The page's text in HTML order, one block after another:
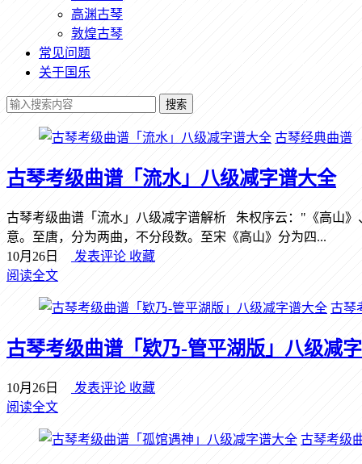
高渊古琴
敦煌古琴
常见问题
关于国乐
搜索
古琴经典曲谱
古琴考级曲谱「流水」八级减字谱大全
古琴考级曲谱「流水」八级减字谱解析 朱权序云："《高山
意。至唐，分为两曲，不分段数。至宋《高山》分为四...
10月26日
发表评论 收藏
阅读全文
古琴
古琴考级曲谱「欵乃-管平湖版」八级减
10月26日 发表评论 收藏
阅读全文
古琴考级